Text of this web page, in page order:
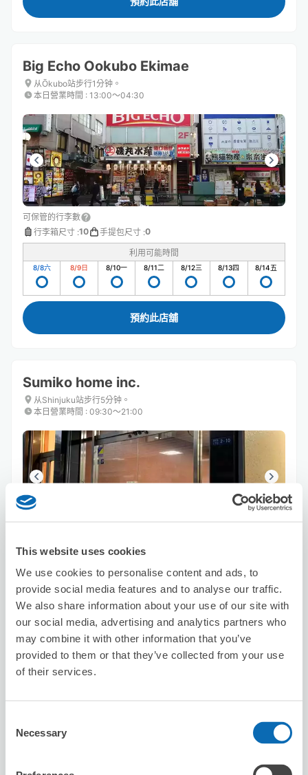
This website uses cookies
We use cookies to personalise content and ads, to
provide social media features and to analyse our traffic.
We also share information about your use of our site with
our social media, advertising and analytics partners who
may combine it with other information that you’ve
provided to them or that they’ve collected from your use
of their services.
Selection
Necessary
Big Echo Ookubo Ekimae
从Ōkubo站步行1分钟。
本日營業時間 : 13:00〜04:30
可保管的行李數
行李箱尺寸 :10 手提包尺寸 :0
利用可能時間
8/8六 8/9日 8/10一 8/11二 8/12三 8/13四 8/14五
預約此店舖
Sumiko home inc.
从Shinjuku站步行5分钟。
本日營業時間 : 09:30〜21:00
行李箱尺寸: 7 手提包尺寸:7
利用可能時間
8/8 六 8/9日 8/10一 8/14五
預約此店舖